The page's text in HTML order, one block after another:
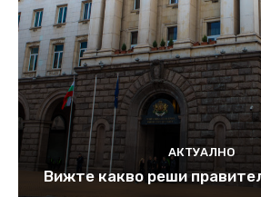
АКТУАЛНО
Вижте какво реши